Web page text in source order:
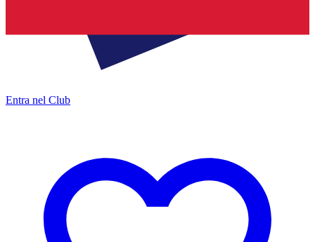
Entra nel Club